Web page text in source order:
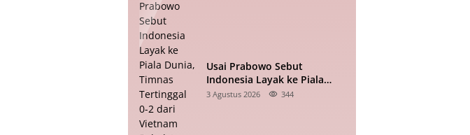
Usai Prabowo Sebut
Indonesia Layak ke Piala
Dunia, Timnas Tertinggal 0-2
3 Agustus 2026 344